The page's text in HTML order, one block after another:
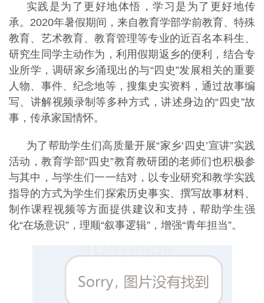
实践是为了更好地体悟，学习是为了更好地传
承。2020年暑假期间，来自教育学部学前教育、特殊
教育、艺术教育、教育管理等专业的近百名本科生、
研究生同学主动作为，利用假期返乡的便利，结合专
业所学，调研家乡涌现出的与“四史”发展相关的重要
人物、事件、纪念地等，搜集史实资料，通过故事编
写、讲解视频录制等多种方式，讲述身边的“四史”故
事，传承家国情怀。
为了帮助学生们高质量开展“家乡‘四史’宣讲”实践
活动，教育学部“四史”教育教研团的老师们也积极参
与其中，与学生们一一结对，以专业研究和教学实践
指导的方式为学生们探索历史事实、撰写故事材料、
制作课程视频等方面提供建议和支持，帮助学生强
化“在场意识”，理顺“叙事逻辑”，增强“青年担当”。